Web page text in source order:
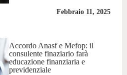
Febbraio 11, 2025
Accordo Anasf e Mefop: il
consulente finaziario farà
educazione finanziaria e
previdenziale